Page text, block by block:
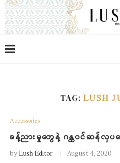
TAG: LUSH
Accessories
ခန့်ညားမှုတွေနဲ့ ဂန္ထဝင်ဆန်လှပ
byLush Editor August 4, 2020